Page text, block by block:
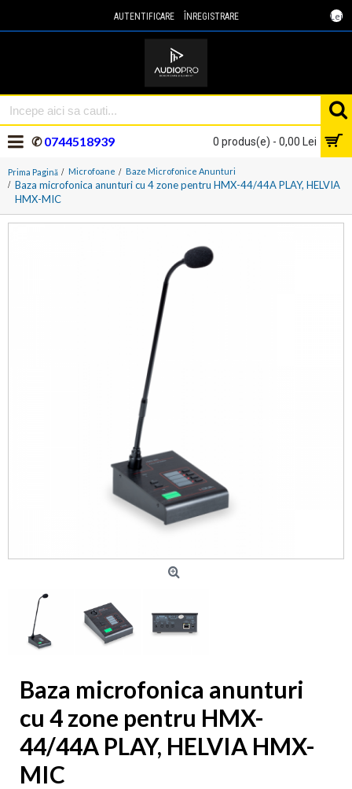
Lei
AUTENTIFICARE ÎNREGISTRARE
0 produs(e) - 0,00 Lei
✆0744518939
Prima Pagină Microfoane Baze Microfonice Anunturi
Baza microfonica anunturi cu 4 zone pentru HMX-44/44A PLAY, HELVIA
HMX-MIC
Baza microfonica anunturi
cu 4 zone pentru HMX-
44/44A PLAY, HELVIA HMX-
MIC